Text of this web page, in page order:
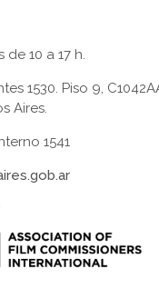
de 10 a 17 h.
1530. Piso 9,
Aires.
1541